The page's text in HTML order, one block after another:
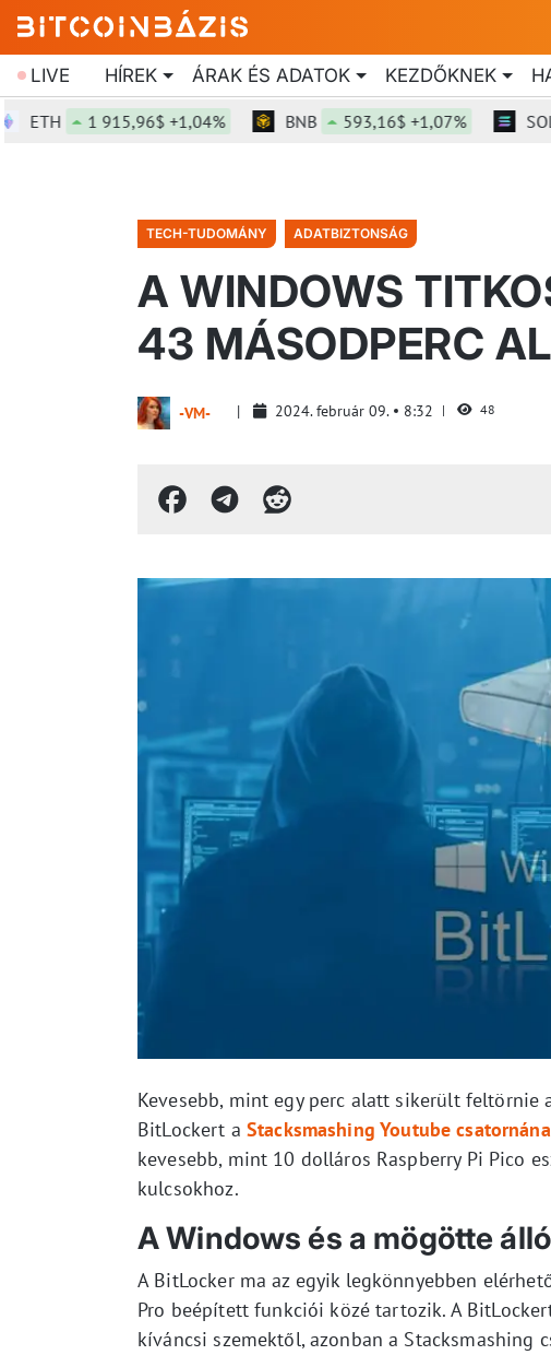
LIVE HÍREK ÁRAK ÉS ADATOK KEZDŐKNEK
1 915,96$ +1,04% BNB 593,16$ +1,07% SOL
TECH-TUDOMÁNY ADATBIZTONSÁG
A WINDOWS
43 MÁSODPERC
-VM- 2024. február 09. 8:32 48
Kevesebb, mint egy perc alatt sikerült
BitLockert a Stacksmashing Youtube
kevesebb, mint 10 dolláros Raspberry Pi Pico
kulcsokhoz.
A Windows és a mögötte
A BitLocker ma az egyik legkönnyebben
Pro beépített funkciói közé tartozik. A
kíváncsi szemektől, azonban a Stacksmashing